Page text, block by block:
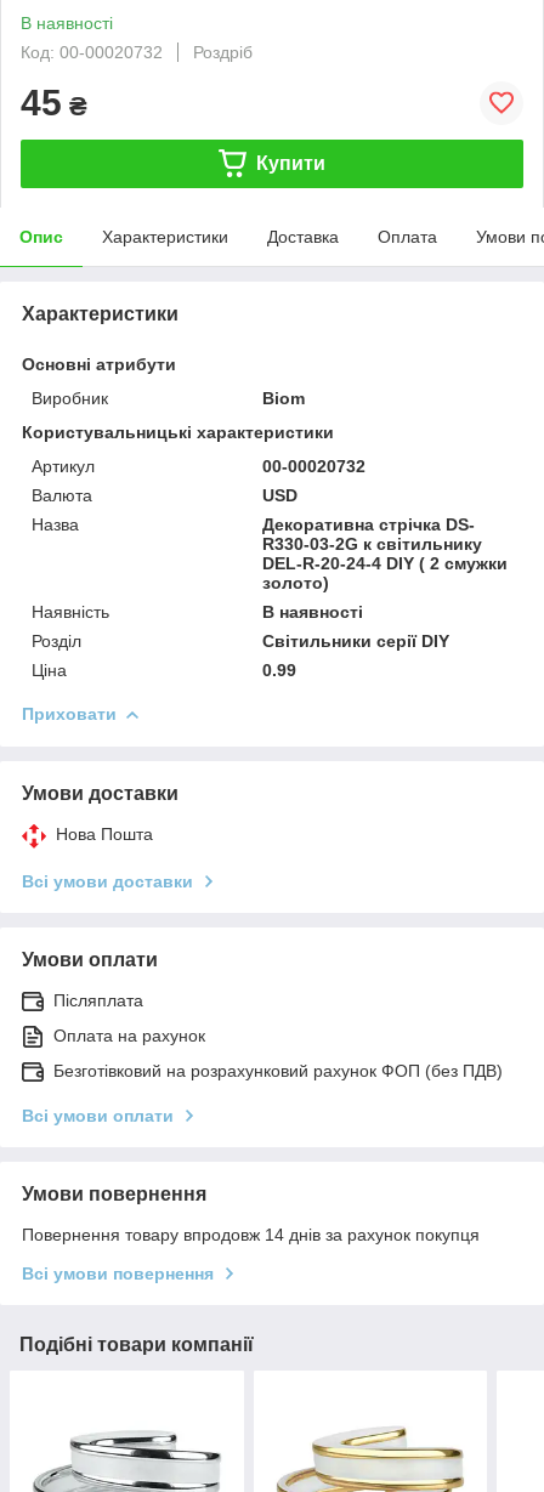
В наявності
Код: 00-00020732
Роздріб
45 ₴
Купити
Опис Характеристики Доставка Оплата Умови
Характеристики
Основні атрибути
Виробник
Biom
Користувальницькі характеристики
Артикул
00-00020732
Валюта
USD
Назва
Декоративна стрічка DS-
R330-03-2G к світильнику
DEL-R-20-24-4 DIY ( 2 смужки
золото)
Наявність
В наявності
Розділ
Світильники серії DIY
Ціна
0.99
Приховати
Умови доставки
Нова Пошта
Всі умови доставки
Умови оплати
Післяплата
Оплата на рахунок
Безготівковий на розрахунковий рахунок ФОП (без ПДВ)
Всі умови оплати
Умови повернення
Повернення товару впродовж 14 днів за рахунок покупця
Всі умови повернення
Подібні товари компанії